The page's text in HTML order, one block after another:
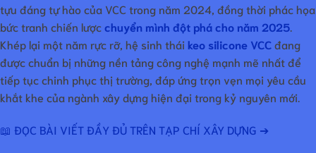
tựu đáng tự hào của VCC trong năm 2024, đồng thời phác họa
bức tranh chiến lượcchuyển mình đột phá cho năm 2025.
Khép lại một năm rực rỡ, hệ sinh thái keo silicone VCCđang
được chuẩn bị những nền tảng công nghệ mạnh mẽ nhất để
tiếp tục chinh phục thị trường, đáp ứng trọn vẹn mọi yêu cầu
khắt khe của ngành xây dựng hiện đại trong kỷ nguyên mới.
📖 ĐỌC BÀI VIẾT ĐẦY ĐỦ TRÊN TẠP CHÍ XÂY DỰNG ➔